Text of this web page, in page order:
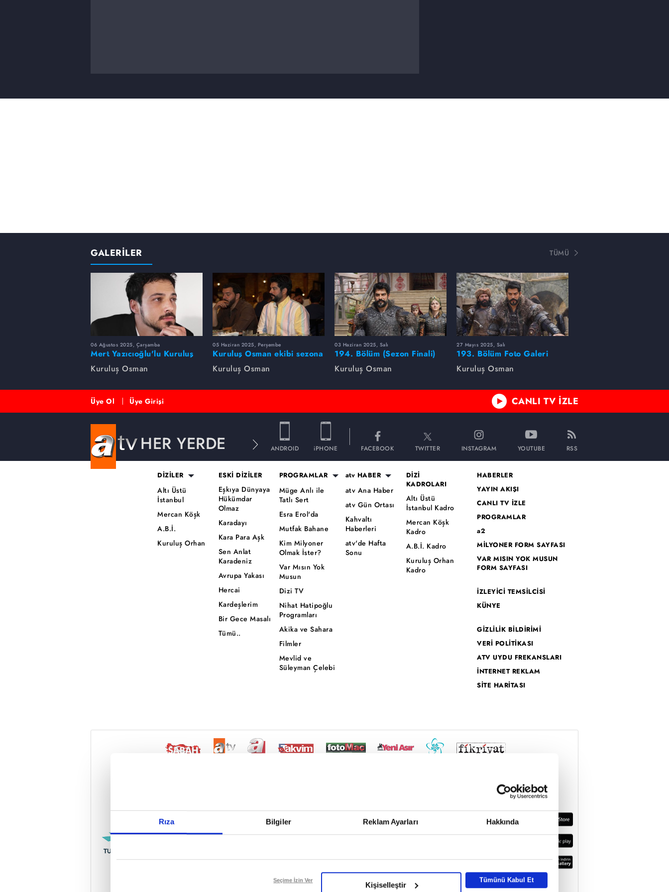
Rıza Bilgiler Reklam Ayarları Hakkında
Reddet
Seçime İzin Ver
Kişiselleştir
Tümünü Kabul Et
GALERİLER TÜMÜ
06 Ağustos 2025, Çarşamba
Mert Yazıcıoğlu'lu Kuruluş
dizisinin oyuncu kadrosunda
kimler var?
Kuruluş Osman
05 Haziran 2025, Perşembe
Kuruluş Osman ekibi sezona
birlikte veda etti
Kuruluş Osman
03 Haziran 2025, Salı
194. Bölüm (Sezon Finali)
Foto Galeri
Kuruluş Osman
27 Mayıs 2025, Salı
193. Bölüm Foto Galeri
Kuruluş Osman
Üye Ol Üye Girişi CANLI TV İZLE
HER YERDE ANDROID iPHONE FACEBOOK TWITTER INSTAGRAM YOUTUBE RSS
DİZİLER
Altı Üstü
İstanbul
Mercan Köşk
A.B.İ.
Kuruluş Orhan
ESKİ DİZİLER
Eşkıya Dünyaya
Hükümdar
Olmaz
Karadayı
Kara Para Aşk
Sen Anlat
Karadeniz
Avrupa Yakası
Hercai
Kardeşlerim
Bir Gece Masalı
Tümü..
PROGRAMLAR
Müge Anlı ile
Tatlı Sert
Esra Erol'da
Mutfak Bahane
Kim Milyoner
Olmak İster?
Var Mısın Yok
Musun
Dizi TV
Nihat Hatipoğlu
Programları
Akika ve Sahara
Filmler
Mevlid ve
Süleyman Çelebi
atv HABER
atv Ana Haber
atv Gün Ortası
Kahvaltı
Haberleri
atv'de Hafta
Sonu
DİZİ
KADROLARI
Altı Üstü
İstanbul Kadro
Mercan Köşk
Kadro
A.B.İ. Kadro
Kuruluş Orhan
Kadro
HABERLER
YAYIN AKIŞI
CANLI TV İZLE
PROGRAMLAR
a2
MİLYONER FORM SAYFASI
VAR MISIN YOK MUSUN
FORM SAYFASI
İZLEYİCİ TEMSİLCİSİ
KÜNYE
GİZLİLİK BİLDİRİMİ
VERİ POLİTİKASI
ATV UYDU FREKANSLARI
İNTERNET REKLAM
SİTE HARİTASI